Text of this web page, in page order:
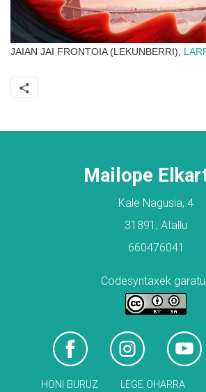
JAIAN JAI FRONTOIA (LEKUNBERRI),
Mailope
Kale Nagusia, 4
31891, Atallu
660476041
Codesyntaxek
HONI BURUZ LEGE OHARRA